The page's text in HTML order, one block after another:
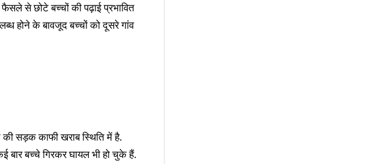
से छोटे बच्चों की पढ़ाई प्रभावित
होने के बावजूद बच्चों को दूसरे गांव
की सड़क काफी खराब स्थिति में है.
बार बच्चे गिरकर घायल भी हो चुके हैं.